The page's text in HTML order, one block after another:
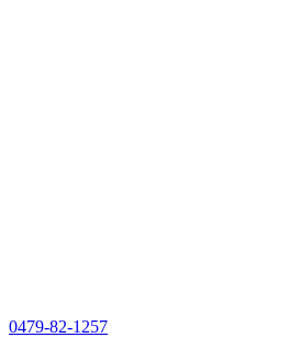
0479-82-1257